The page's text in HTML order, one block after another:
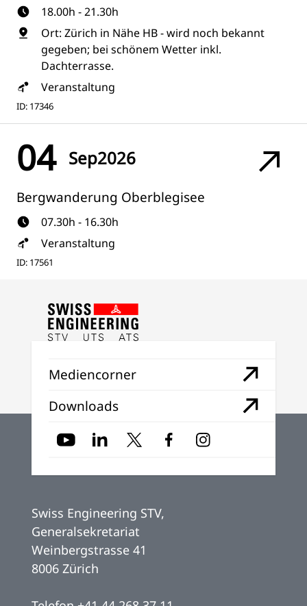
18.00h - 21.30h
Ort: Zürich in Nähe HB - wird noch bekannt
gegeben; bei schönem Wetter inkl.
Dachterrasse.
Veranstaltung
ID: 17346
04 Sep2026
Bergwanderung Oberblegisee
07.30h - 16.30h
Veranstaltung
ID: 17561
Mediencorner
Downloads
Swiss Engineering STV,
Generalsekretariat
Weinbergstrasse 41
8006 Zürich